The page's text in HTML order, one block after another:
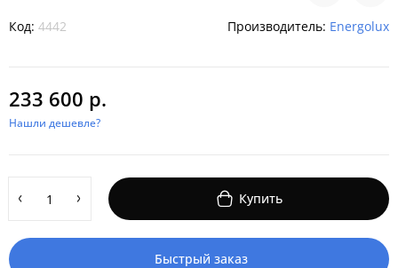
Код: 4442 Производитель: Energolux
233 600 р.
Нашли дешевле?
Купить
Быстрый заказ